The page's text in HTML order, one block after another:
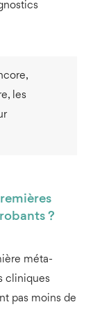
les
?
méta-
cliniques
pas moins de